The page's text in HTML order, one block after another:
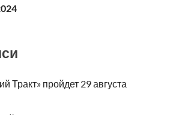
Тракт» пройдет 29 августа